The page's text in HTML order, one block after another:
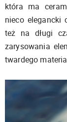
która ma
nieco elegancki
też na długi
zarysowania
twardego